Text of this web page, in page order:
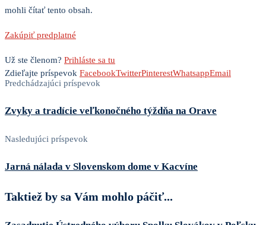
mohli čítať tento obsah.
Zakúpiť predplatné
Už ste členom? Prihláste sa tu
Zdieľajte príspevok FacebookTwitterPinterestWhatsappEmail
Predchádzajúci príspevok
Zvyky a tradície veľkonočného týždňa na Orave
Nasledujúci príspevok
Jarná nálada v Slovenskom dome v Kacvíne
Taktiež by sa Vám mohlo páčiť...